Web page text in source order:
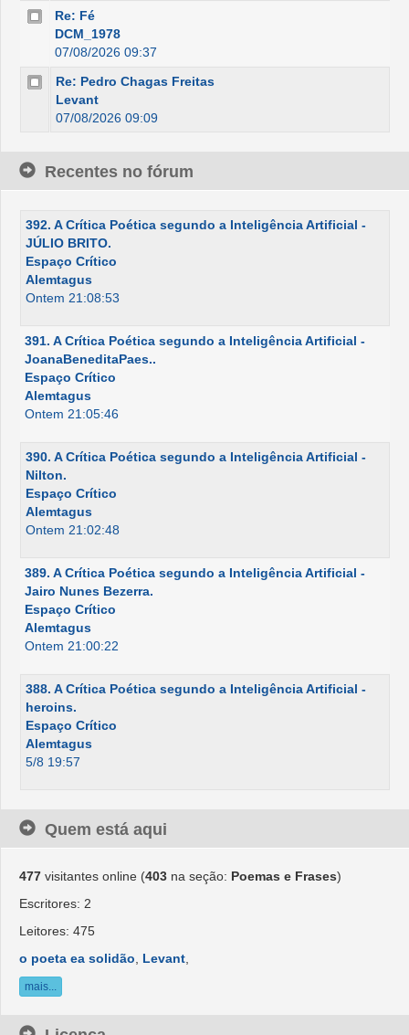
Re: Fé
DCM_1978
07/08/2026 09:37
Re: Pedro Chagas Freitas
Levant
07/08/2026 09:09
Recentes no fórum
392. A Crítica Poética segundo a Inteligência Artificial -
JÚLIO BRITO.
Espaço Crítico
Alemtagus
Ontem 21:08:53
391. A Crítica Poética segundo a Inteligência Artificial -
JoanaBeneditaPaes..
Espaço Crítico
Alemtagus
Ontem 21:05:46
390. A Crítica Poética segundo a Inteligência Artificial -
Nilton.
Espaço Crítico
Alemtagus
Ontem 21:02:48
389. A Crítica Poética segundo a Inteligência Artificial -
Jairo Nunes Bezerra.
Espaço Crítico
Alemtagus
Ontem 21:00:22
388. A Crítica Poética segundo a Inteligência Artificial -
heroins.
Espaço Crítico
Alemtagus
5/8 19:57
Quem está aqui
477 visitantes online (403 na seção: Poemas e Frases)
Escritores: 2
Leitores: 475
o poeta ea solidão
Levant
mais...